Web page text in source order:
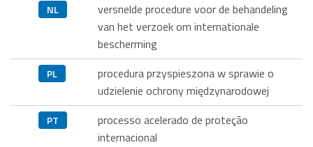
NL
versnelde procedure voor de behandeling
van het verzoek om internationale
bescherming
PL
procedura przyspieszona w sprawie o
udzielenie ochrony międzynarodowej
PT
processo acelerado de proteção
internacional